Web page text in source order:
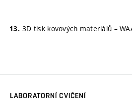
3D tisk kovových materiálů –
LABORATORNÍ CVIČENÍ